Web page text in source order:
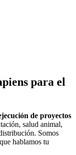
para el
de proyectos
salud animal,
Somos
hablamos tu